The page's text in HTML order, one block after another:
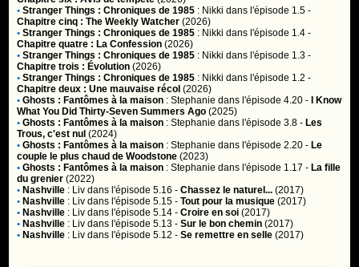
• Stranger Things : Chroniques de 1985 : Nikki dans l'épisode 1.5 -
Chapitre cinq : The Weekly Watcher (2026)
• Stranger Things : Chroniques de 1985 : Nikki dans l'épisode 1.4 -
Chapitre quatre : La Confession (2026)
• Stranger Things : Chroniques de 1985 : Nikki dans l'épisode 1.3 -
Chapitre trois : Évolution (2026)
• Stranger Things : Chroniques de 1985 : Nikki dans l'épisode 1.2 -
Chapitre deux : Une mauvaise récol (2026)
• Ghosts : Fantômes à la maison :Stephanie dans l'épisode 4.20 -
I Know
What You Did Thirty-Seven Summers Ago (2025)
• Ghosts : Fantômes à la maison :Stephanie dans l'épisode 3.8 - Les
Trous, c'est nul (2024)
• Ghosts : Fantômes à la maison :Stephanie dans l'épisode 2.20 - Le
couple le plus chaud de Woodstone (2023)
• Ghosts : Fantômes à la maison :Stephanie dans l'épisode 1.17 - La fille
du grenier (2022)
• Nashville : Liv dans l'épisode 5.16 -Chassez le naturel... (2017)
• Nashville : Liv dans l'épisode 5.15 -Tout pour la musique (2017)
• Nashville : Liv dans l'épisode 5.14 -Croire en soi (2017)
• Nashville : Liv dans l'épisode 5.13 -Sur le bon chemin (2017)
• Nashville : Liv dans l'épisode 5.12 -Se remettre en selle (2017)